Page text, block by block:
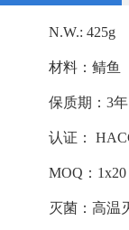
N.W.: 425g
材料：鲭鱼
保质期：3年
认证：
MOQ：
灭菌：高温